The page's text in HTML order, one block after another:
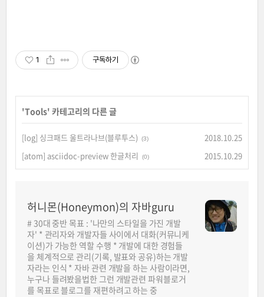
1 구독하기
'Tools' 카테고리의 다른 글
[log] 싱크패드 울트라나브(블루투스) (3)
2018.10.25
[atom] asciidoc-preview 한글처리
(0) 2015.10.29
허니몬(Honeymon)의 자바guru
# 30대 중반 목표 : '나만의 스타일을 가진 개발
자' * 관리자와 개발자들 사이에서 대화(커뮤니케
이션)가 가능한 역할 수행 * 개발에 대한 경험들
을 체계적으로 관리(기록, 발표와 공유)하는 개발
자라는 인식 * 자바 관련 개발을 하는 사람이라면,
누구나 들려봤을법한 그런 개발관련 파워블로거
를 목표로 블로그를 재편하려고 하는 중